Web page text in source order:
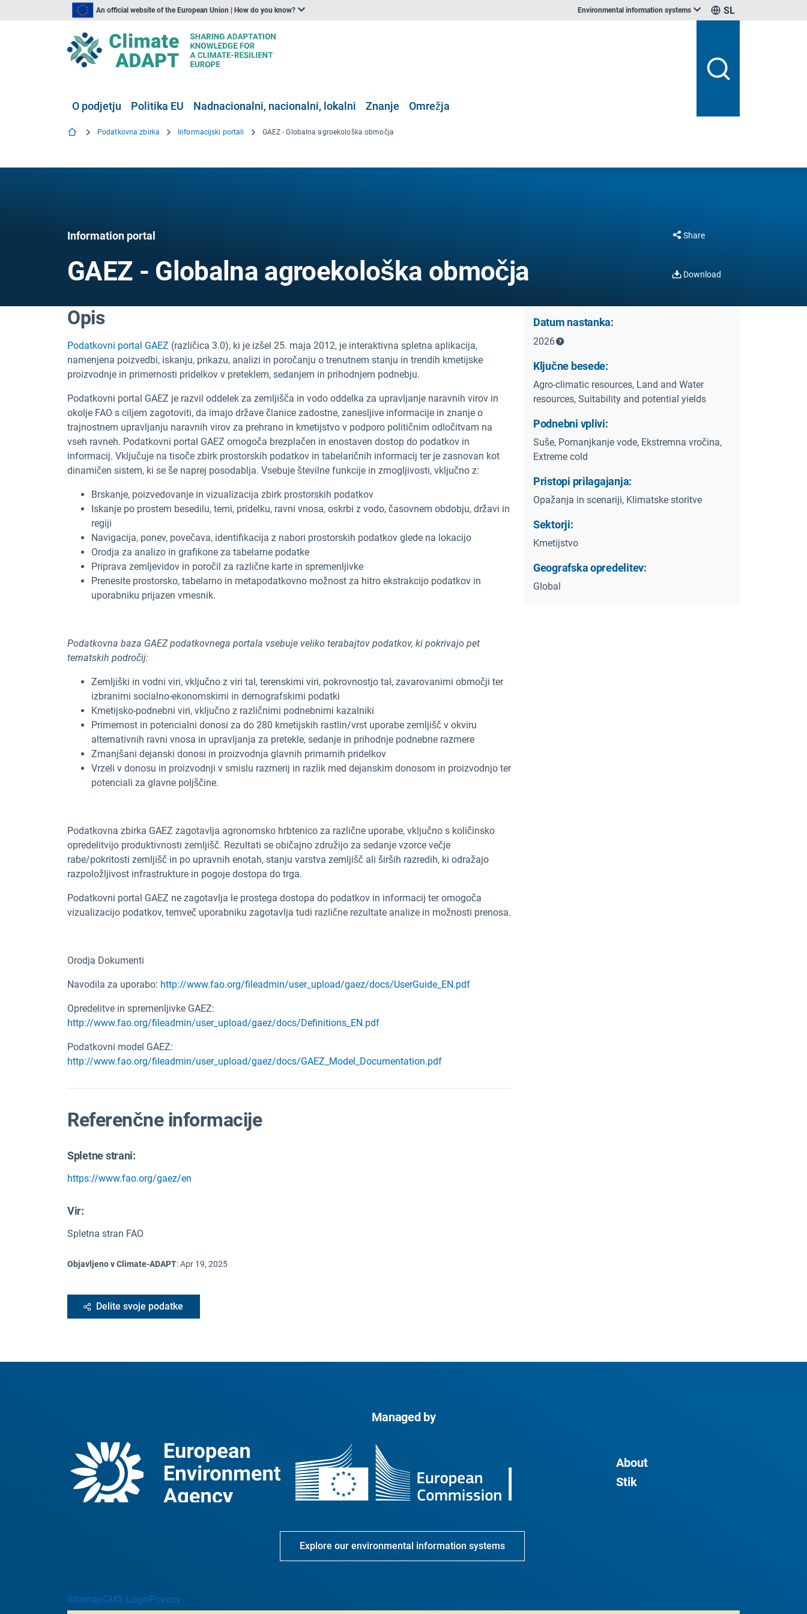
An official website of the European Union | How do you know? Environmental information systems SL
O podjetju Politika EU Nadnacionalni, nacionalni, lokalni Znanje Omrežja
Podatkovna zbirka Informacijski portali GAEZ - Globalna agroekološka območja
Information portal
GAEZ - Globalna agroekološka območja
Share
Download
Opis
Podatkovni portal GAEZ (različica 3.0), ki je izšel 25. maja 2012, je interaktivna spletna aplikacija,
namenjena poizvedbi, iskanju, prikazu, analizi in poročanju o trenutnem stanju in trendih kmetijske
proizvodnje in primernosti pridelkov v preteklem, sedanjem in prihodnjem podnebju.
Podatkovni portal GAEZ je razvil oddelek za zemljišča in vodo oddelka za upravljanje naravnih virov in
okolje FAO s ciljem zagotoviti, da imajo države članice zadostne, zanesljive informacije in znanje o
trajnostnem upravljanju naravnih virov za prehrano in kmetijstvo v podporo političnim odločitvam na
vseh ravneh. Podatkovni portal GAEZ omogoča brezplačen in enostaven dostop do podatkov in
informacij. Vključuje na tisoče zbirk prostorskih podatkov in tabelaričnih informacij ter je zasnovan kot
dinamičen sistem, ki se še naprej posodablja. Vsebuje številne funkcije in zmogljivosti, vključno z:
Brskanje, poizvedovanje in vizualizacija zbirk prostorskih podatkov
Iskanje po prostem besedilu, temi, pridelku, ravni vnosa, oskrbi z vodo, časovnem obdobju, državi in
regiji
Navigacija, ponev, povečava, identifikacija z nabori prostorskih podatkov glede na lokacijo
Orodja za analizo in grafikone za tabelarne podatke
Priprava zemljevidov in poročil za različne karte in spremenljivke
Prenesite prostorsko, tabelarno in metapodatkovno možnost za hitro ekstrakcijo podatkov in
uporabniku prijazen vmesnik.
Podatkovna baza GAEZ podatkovnega portala vsebuje veliko terabajtov podatkov, ki pokrivajo pet
tematskih področij:
Zemljiški in vodni viri, vključno z viri tal, terenskimi viri, pokrovnostjo tal, zavarovanimi območji ter
izbranimi socialno-ekonomskimi in demografskimi podatki
Kmetijsko-podnebni viri, vključno z različnimi podnebnimi kazalniki
Primernost in potencialni donosi za do 280 kmetijskih rastlin/vrst uporabe zemljišč v okviru
alternativnih ravni vnosa in upravljanja za pretekle, sedanje in prihodnje podnebne razmere
Zmanjšani dejanski donosi in proizvodnja glavnih primarnih pridelkov
Vrzeli v donosu in proizvodnji v smislu razmerij in razlik med dejanskim donosom in proizvodnjo ter
potenciali za glavne poljščine.
Podatkovna zbirka GAEZ zagotavlja agronomsko hrbtenico za različne uporabe, vključno s količinsko
opredelitvijo produktivnosti zemljišč. Rezultati se običajno združijo za sedanje vzorce večje
rabe/pokritosti zemljišč in po upravnih enotah, stanju varstva zemljišč ali širših razredih, ki odražajo
razpoložljivost infrastrukture in pogoje dostopa do trga.
Podatkovni portal GAEZ ne zagotavlja le prostega dostopa do podatkov in informacij ter omogoča
vizualizacijo podatkov, temveč uporabniku zagotavlja tudi različne rezultate analize in možnosti prenosa.
Orodja Dokumenti
Navodila za uporabo: http://www.fao.org/fileadmin/user_upload/gaez/docs/UserGuide_EN.pdf
Opredelitve in spremenljivke GAEZ:
http://www.fao.org/fileadmin/user_upload/gaez/docs/Definitions_EN.pdf
Podatkovni model GAEZ:
http://www.fao.org/fileadmin/user_upload/gaez/docs/GAEZ_Model_Documentation.pdf
Referenčne informacije
Spletne strani:
https://www.fao.org/gaez/en
Vir:
Spletna stran FAO
Objavljeno v Climate-ADAPT:Apr 19, 2025
Delite svoje podatke
Datum nastanka:
2026
Ključne besede:
Agro-climatic resources, Land and Water
resources, Suitability and potential yields
Podnebni vplivi:
Suše, Pomanjkanje vode, Ekstremna vročina,
Extreme cold
Pristopi prilagajanja:
Opažanja in scenariji, Klimatske storitve
Sektorji:
Kmetijstvo
Geografska opredelitev:
Global
Managed by
About
Stik
Explore our environmental information systems
SitemapCMS LoginPrivacy